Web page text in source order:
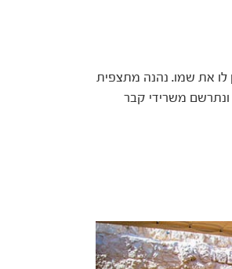
לו את שמו. נהנה מתצפית
ונתרשם משרידי קבר